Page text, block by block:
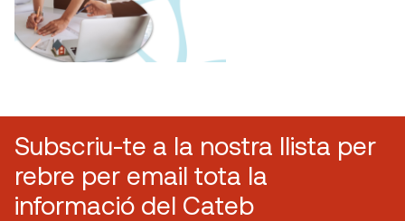
Subscriu-te a la nostra llista per
rebre per email tota la
informació del Cateb